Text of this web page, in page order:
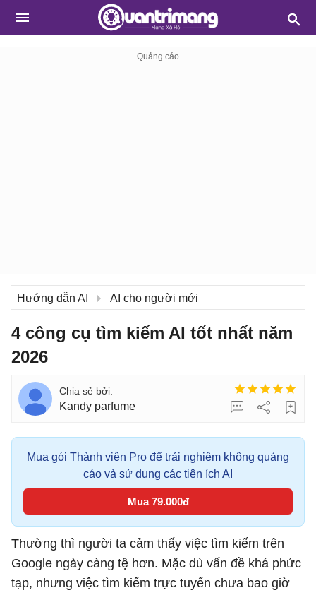
Hướng dẫn AI AI cho người mới
4 công cụ tìm kiếm AI tốt nhất năm
2026
Kandy parfume
Mua gói Thành viên Pro để trải nghiệm không quảng
cáo và sử dụng các tiện ích AI
Mua 79.000đ
Thường thì người ta cảm thấy việc tìm kiếm trên
Google ngày càng tệ hơn. Mặc dù vấn đề khá phức
tạp, nhưng việc tìm kiếm trực tuyến chưa bao giờ